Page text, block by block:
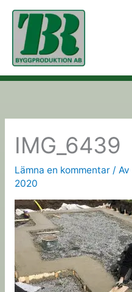
innehåll
IMG_6439
Lämna en kommentar / Av
2020